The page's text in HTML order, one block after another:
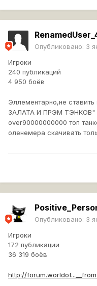
Опубликовано: 3
Игроки
240 публикаций
4 950 боёв
Эллементарно,не
ЗАЛАТА И ПРЭМ ТЭНКОВ"
over90000000000 топ
оленемера скачивать
Опубликовано: 3
Игроки
172 публикации
36 319 боёв
http://